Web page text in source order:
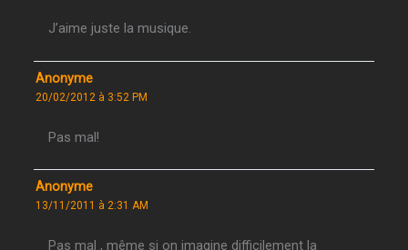
J’aime juste la musique.
Anonyme
20/02/2012 à 3:52 PM
Pas mal!
Anonyme
13/11/2011 à 2:31 AM
Pas mal , même si on imagine difficilement la